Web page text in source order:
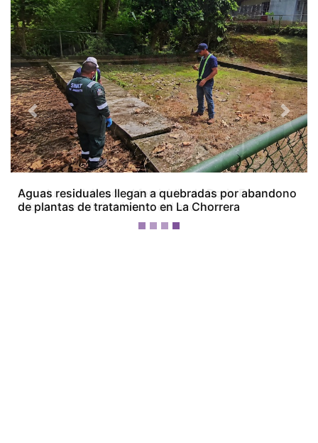
Concluye juicio por el femicidio de Doris Franco;
tribunal decidirá el futuro del acusado
Previous Next